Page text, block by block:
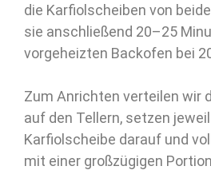
die Karfiolscheiben von
sie anschließend 20–25
vorgeheizten Backofen bei
Zum Anrichten verteilen wir
auf den Tellern, setzen
Karfiolscheibe darauf und
mit einer großzügigen